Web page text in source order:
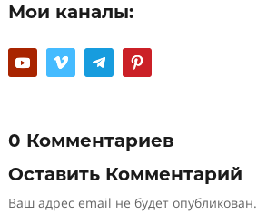
Мои каналы:
0 Комментариев
Оставить Комментарий
Ваш адрес email не будет опубликован.